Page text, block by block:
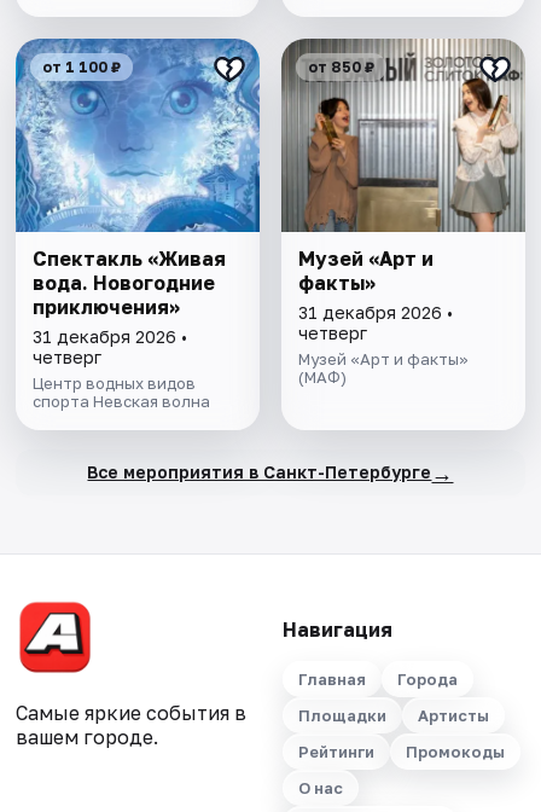
от 1 100 ₽
Спектакль «Живая
вода. Новогодние
приключения»
31 декабря 2026 •
четверг
Центр водных видов
спорта Невская волна
от 850 ₽
Музей «Арт и
факты»
31 декабря 2026 •
четверг
Музей «Арт и факты»
(МАФ)
Все мероприятия в Санкт-Петербурге →
Самые яркие события в
вашем городе.
Навигация
Главная
Города
Площадки
Артисты
Рейтинги
Промокоды
О нас